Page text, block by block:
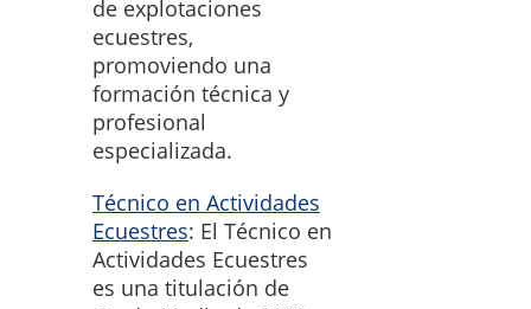
de explotaciones
ecuestres,
promoviendo una
formación técnica y
profesional
especializada.
Técnico en Actividades
Ecuestres: El Técnico en
Actividades Ecuestres
es una titulación de